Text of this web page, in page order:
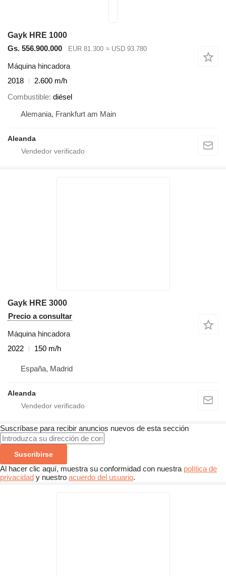
Gayk HRE 1000
Gs. 556.900.000
EUR 81.300 ≈ USD 93.780
Máquina hincadora
2018
2.600 m/h
Combustible diésel
Alemania, Frankfurt am Main
Aleanda
Gayk HRE 3000
Precio a consultar
Máquina hincadora
2022
150 m/h
España, Madrid
Aleanda
Suscríbase para recibir anuncios nuevos de esta sección
Suscribirse
Al hacer clic aquí, muestra su conformidad con nuestra política de
privacidad y nuestro acuerdo del usuario.